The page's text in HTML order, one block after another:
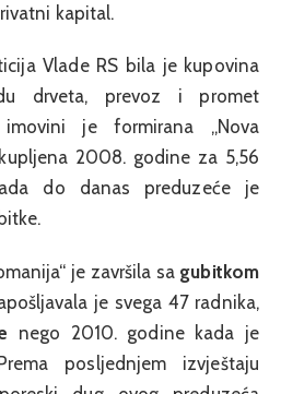
kapital.
Vlade RS bila je kupovina
drveta, prevoz i promet
je formirana „Nova
2008. godine za 5,56
do danas preduzeće je
je završila sa gubitkom
je svega 47 radnika,
nego 2010. godine kada je
posljednjem izvještaju